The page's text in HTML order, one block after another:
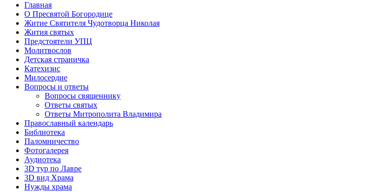
Главная
О Пресвятой Богородице
Житие Святителя Чудотворца Николая
Жития святых
Предстоятели УПЦ
Молитвослов
Детская страничка
Катехизис
Милосердие
Вопросы и ответы
Вопросы священнику
Ответы святых
Ответы Митрополита Владимира
Православный календарь
Библиотека
Паломничество
Фотогалерея
Аудиотека
3D тур по Лавре
3D вид Храма
Нужды храма